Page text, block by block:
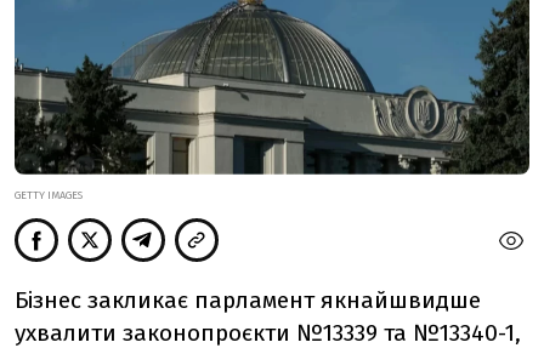
GETTY IMAGES
Бізнес закликає парламент якнайшвидше
ухвалити законопроєкти №13339 та №13340-1,